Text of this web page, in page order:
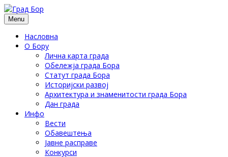
Menu
Насловна
О Бору
Лична карта града
Обележја града Бора
Статут града Бора
Историјски развој
Архитектура и знаменитости града Бора
Дан града
Инфо
Вести
Обавештења
Јавне расправе
Конкурси